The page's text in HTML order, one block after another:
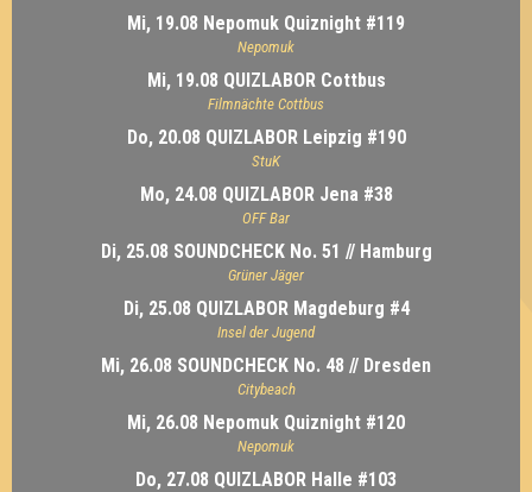
Mi, 19.08 Nepomuk Quiznight #119
Nepomuk
Mi, 19.08 QUIZLABOR Cottbus
Filmnächte Cottbus
Do, 20.08 QUIZLABOR Leipzig #190
StuK
Mo, 24.08 QUIZLABOR Jena #38
OFF Bar
Di, 25.08 SOUNDCHECK No. 51 // Hamburg
Grüner Jäger
Di, 25.08 QUIZLABOR Magdeburg #4
Insel der Jugend
Mi, 26.08 SOUNDCHECK No. 48 // Dresden
Citybeach
Mi, 26.08 Nepomuk Quiznight #120
Nepomuk
Do, 27.08 QUIZLABOR Halle #103